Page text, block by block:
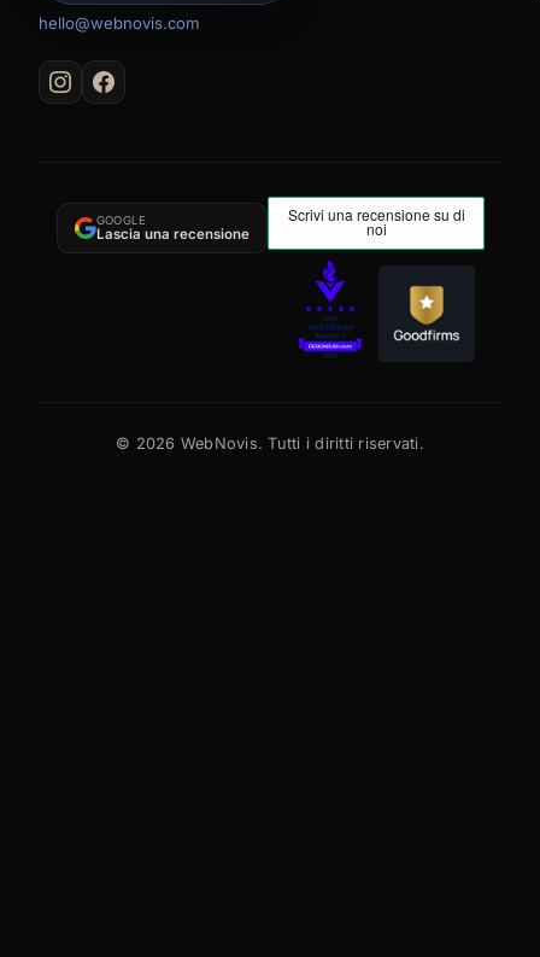
hello@webnovis.com
GOOGLE
Lascia una recensione
© 2026 WebNovis. Tutti i diritti riservati.